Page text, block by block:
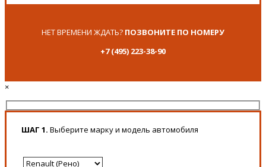
НЕТ ВРЕМЕНИ ЖДАТЬ? ПОЗВОНИТЕ ПО НОМЕРУ
+7 (495) 223-38-90
×
ШАГ 1. Выберите марку и модель автомобиля